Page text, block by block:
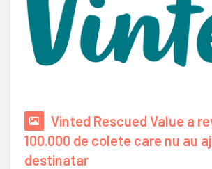
Vinted Rescued Value a
100.000 de colete care nu au
destinatar